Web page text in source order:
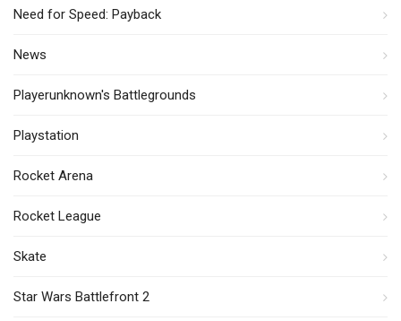
Need for Speed: Payback
News
Playerunknown's Battlegrounds
Playstation
Rocket Arena
Rocket League
Skate
Star Wars Battlefront 2